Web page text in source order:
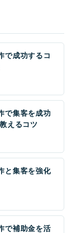
で成功するコ
で集客を成功
えるコツ
と集客を強化
で補助金を活